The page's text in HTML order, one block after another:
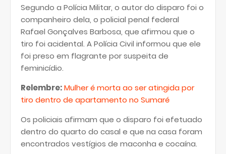
Segundo a Polícia Militar, o autor do disparo foi o
companheiro dela, o policial penal federal
Rafael Gonçalves Barbosa, que afirmou que o
tiro foi acidental. A Polícia Civil informou que ele
foi preso em flagrante por suspeita de
feminicídio.
Relembre:Mulher é morta ao ser atingida por
tiro dentro de apartamento no Sumaré
Os policiais afirmam que o disparo foi efetuado
dentro do quarto do casal e que na casa foram
encontrados vestígios de maconha e cocaína.